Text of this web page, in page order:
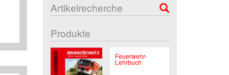
Artikelrecherche
Produkte
Feuerwehr-
Lehrbuch